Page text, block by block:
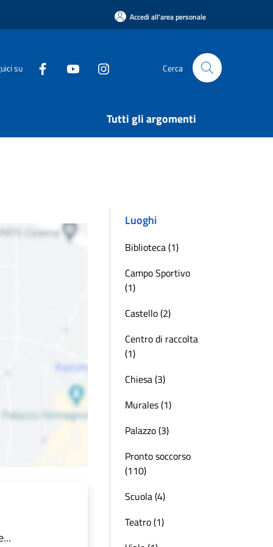
Accedi all'area personale
su Cerca
Tutti gli argomenti
Luoghi
Biblioteca (1)
Campo Sportivo
(1)
Castello (2)
Centro di raccolta
(1)
Chiesa (3)
Murales (1)
Palazzo (3)
Pronto soccorso
(110)
Scuola (4)
Teatro (1)